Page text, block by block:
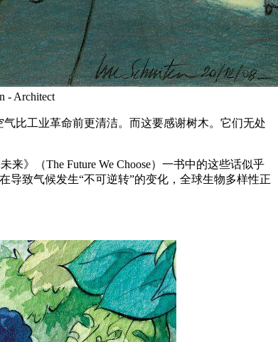
- Architect
比工业革命前更清洁。而这要感谢树木。它们无处
来》（The Future We Choose）一书中的这些话似乎
致气候发生“不可逆转”的变化，全球生物多样性正